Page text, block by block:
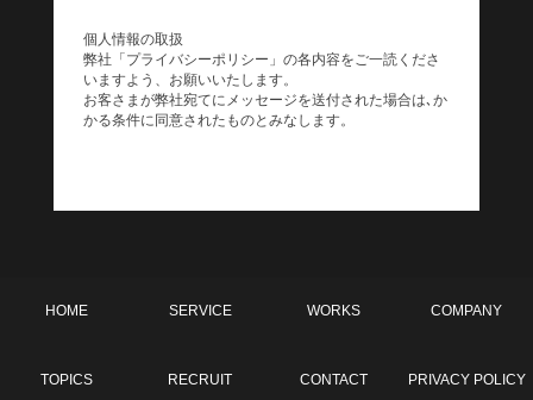
個人情報の取扱
弊社「プライバシーポリシー」の各内容をご一読くださ
いますよう、お願いいたします。
お客さまが弊社宛てにメッセージを送付された場合は､か
かる条件に同意されたものとみなします。
HOME SERVICE WORKS COMPANY
TOPICS RECRUIT CONTACT PRIVACY POLICY